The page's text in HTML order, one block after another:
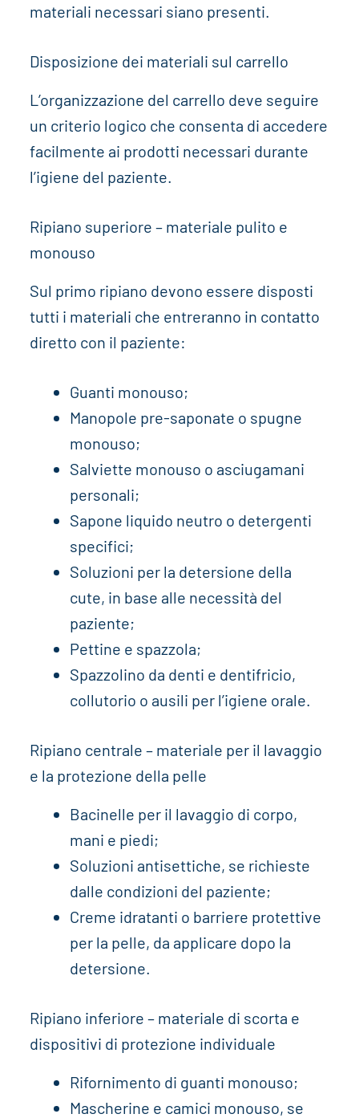
materiali necessari siano presenti.
Disposizione dei materiali sul carrello
L’organizzazione del carrello deve seguire
un criterio logico che consenta di accedere
facilmente ai prodotti necessari durante
l’igiene del paziente.
Ripiano superiore – materiale pulito e
monouso
Sul primo ripiano devono essere disposti
tutti i materiali che entreranno in contatto
diretto con il paziente:
Guanti monouso;
Manopole pre-saponate o spugne
monouso;
Salviette monouso o asciugamani
personali;
Sapone liquido neutro o detergenti
specifici;
Soluzioni per la detersione della
cute, in base alle necessità del
paziente;
Pettine e spazzola;
Spazzolino da denti e dentifricio,
collutorio o ausili per l’igiene orale.
Ripiano centrale – materiale per il lavaggio
e la protezione della pelle
Bacinelle per il lavaggio di corpo,
mani e piedi;
Soluzioni antisettiche, se richieste
dalle condizioni del paziente;
Creme idratanti o barriere protettive
per la pelle, da applicare dopo la
detersione.
Ripiano inferiore – materiale di scorta e
dispositivi di protezione individuale
Rifornimento di guanti monouso;
Mascherine e camici monouso, se